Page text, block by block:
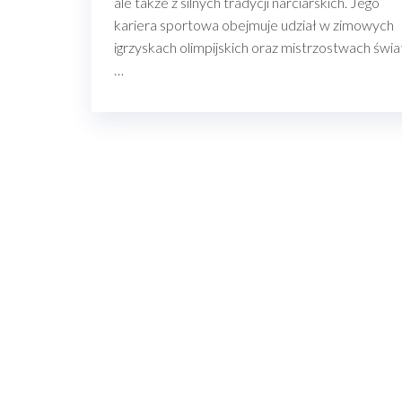
kariera sportowa obejmuje udział w zimowych
igrzyskach olimpijskich oraz mistrzostwach
…